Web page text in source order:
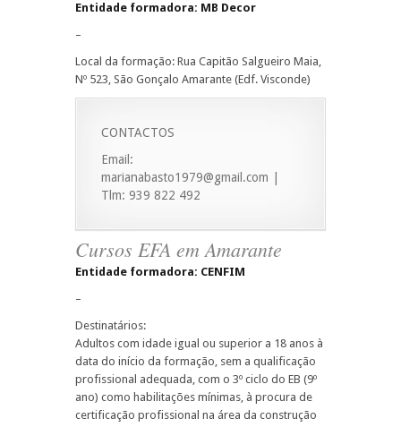
Entidade formadora: MB Decor
–
Local da formação: Rua Capitão Salgueiro Maia,
Nº 523, São Gonçalo Amarante (Edf. Visconde)
CONTACTOS
Email:
marianabasto1979@gmail.com |
Tlm: 939 822 492
Cursos EFA em Amarante
Entidade formadora: CENFIM
–
Destinatários:
Adultos com idade igual ou superior a 18 anos à
data do início da formação, sem a qualificação
profissional adequada, com o 3º ciclo do EB (9º
ano) como habilitações mínimas, à procura de
certificação profissional na área da construção